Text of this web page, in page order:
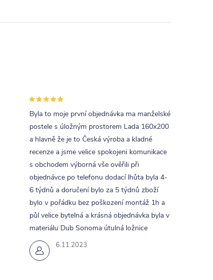
6.11.2023
Byla to moje první objednávka ma manželské
postele s úložným prostorem Lada 160x200
a hlavně že je to Česká výroba a kladné
recenze a jsme velice spokojeni komunikace
s obchodem výborná vše ověřili při
objednávce po telefonu dodací lhůta byla 4-
6 týdnů a doručení bylo za 5 týdnů zboží
bylo v pořádku bez poškození montáž 1h a
půl velice bytelná a krásná objednávka byla v
materiálu Dub Sonoma útulná ložnice